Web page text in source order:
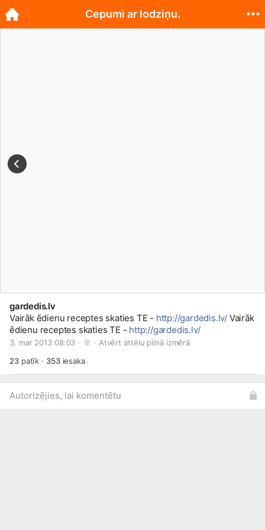
gardedis.lv
Vairāk ēdienu receptes skaties TE - http://gardedis.lv/ Vairāk
ēdienu receptes skaties TE - http://gardedis.lv/
3. mar 2013 08:03 · · Atvērt attēlu pilnā izmērā
23patīk · 353iesaka
Autorizējies, lai komentētu
Cepumi ar lodziņu.